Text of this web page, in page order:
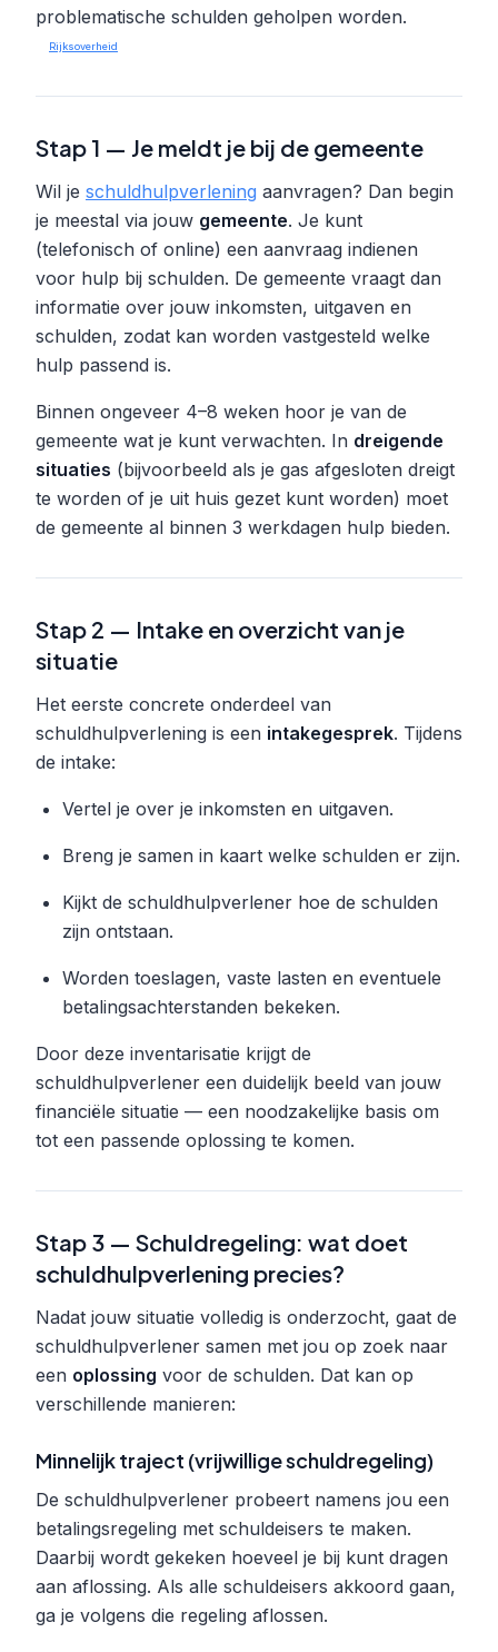
problematische schulden geholpen worden.
Rijksoverheid
Stap 1 — Je meldt je bij de gemeente
Wil je schuldhulpverlening aanvragen? Dan begin
je meestal via jouw gemeente. Je kunt
(telefonisch of online) een aanvraag indienen
voor hulp bij schulden. De gemeente vraagt dan
informatie over jouw inkomsten, uitgaven en
schulden, zodat kan worden vastgesteld welke
hulp passend is.
Binnen ongeveer 4–8 weken hoor je van de
gemeente wat je kunt verwachten. In dreigende
situaties (bijvoorbeeld als je gas afgesloten dreigt
te worden of je uit huis gezet kunt worden) moet
de gemeente al binnen 3 werkdagen hulp bieden.
Stap 2 — Intake en overzicht van je
situatie
Het eerste concrete onderdeel van
schuldhulpverlening is een intakegesprek. Tijdens
de intake:
Vertel je over je inkomsten en uitgaven.
Breng je samen in kaart welke schulden er zijn.
Kijkt de schuldhulpverlener hoe de schulden
zijn ontstaan.
Worden toeslagen, vaste lasten en eventuele
betalingsachterstanden bekeken.
Door deze inventarisatie krijgt de
schuldhulpverlener een duidelijk beeld van jouw
financiële situatie — een noodzakelijke basis om
tot een passende oplossing te komen.
Stap 3 — Schuldregeling: wat doet
schuldhulpverlening precies?
Nadat jouw situatie volledig is onderzocht, gaat de
schuldhulpverlener samen met jou op zoek naar
een oplossing voor de schulden. Dat kan op
verschillende manieren:
Minnelijk traject (vrijwillige schuldregeling)
De schuldhulpverlener probeert namens jou een
betalingsregeling met schuldeisers te maken.
Daarbij wordt gekeken hoeveel je bij kunt dragen
aan aflossing. Als alle schuldeisers akkoord gaan,
ga je volgens die regeling aflossen.